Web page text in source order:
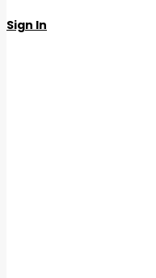
Sign In